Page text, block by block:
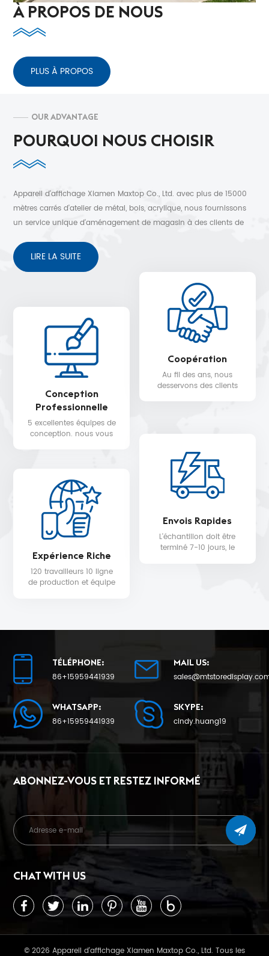
À PROPOS DE NOUS
PLUS À PROPOS
OUR ADVANTAGE
POURQUOI NOUS CHOISIR
Appareil d'affichage Xiamen Maxtop Co., Ltd. avec plus de 15000
mètres carrés d'atelier de métal, bois, acrylique, nous fournissons
un service unique d'aménagement de magasin à des clients de
service après-vente sans soucis.
LIRE LA SUITE
Conception
Professionnelle
5 excellentes équipes de
conception. nous vous
Coopération
Au fil des ans, nous
desservons des clients
Expérience Riche
120 travailleurs 10 ligne
de production et équipe
Envois Rapides
L'échantillon doit être
terminé 7-10 jours, le
TÉLÉPHONE:
86+15959441939
MAIL US:
WHATSAPP:
86+15959441939
SKYPE:
cindy.huang19
ABONNEZ-VOUS ET RESTEZ INFORMÉ
CHAT WITH US
© 2026 Appareil d'affichage Xiamen Maxtop Co., Ltd. Tous les